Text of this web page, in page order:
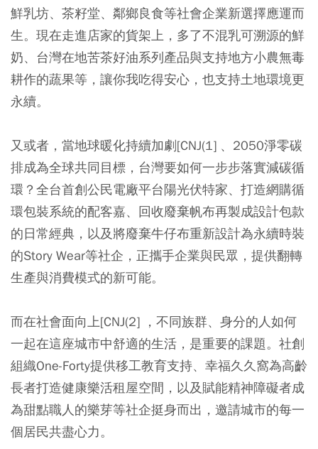
鮮乳坊、茶籽堂、鄰鄉良食等社會企業新選擇應運而
生。現在走進店家的貨架上，多了不混乳可溯源的鮮
奶、台灣在地苦茶好油系列產品與支持地方小農無毒
耕作的蔬果等，讓你我吃得安心，也支持土地環境更
永續。
又或者，當地球暖化持續加劇[CNJ(1] 、2050淨零碳
排成為全球共同目標，台灣要如何一步步落實減碳循
環？全台首創公民電廠平台陽光伏特家、打造網購循
環包裝系統的配客嘉、回收廢棄帆布再製成設計包款
的日常經典，以及將廢棄牛仔布重新設計為永續時裝
的Story Wear等社企，正攜手企業與民眾，提供翻轉
生產與消費模式的新可能。
而在社會面向上[CNJ(2] ，不同族群、身分的人如何
一起在這座城市中舒適的生活，是重要的課題。社創
組織One-Forty提供移工教育支持、幸福久久窩為高齡
長者打造健康樂活租屋空間，以及賦能精神障礙者成
為甜點職人的樂芽等社企挺身而出，邀請城市的每一
個居民共盡心力。